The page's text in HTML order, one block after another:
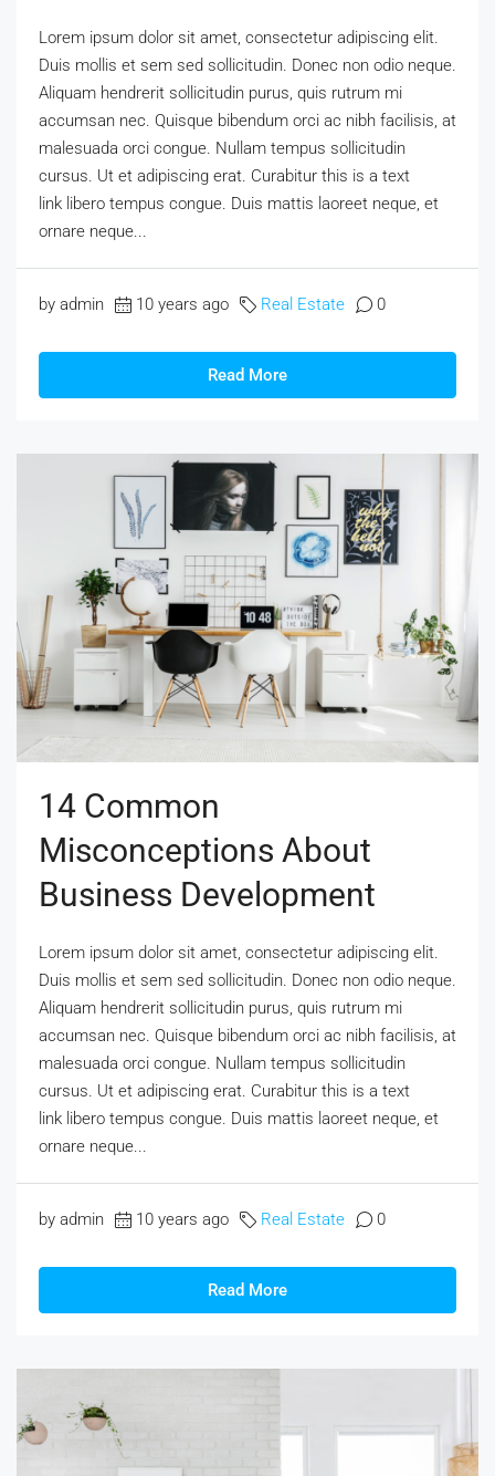
Lorem ipsum dolor sit amet, consectetur adipiscing elit.
Duis mollis et sem sed sollicitudin. Donec non odio neque.
Aliquam hendrerit sollicitudin purus, quis rutrum mi
accumsan nec. Quisque bibendum orci ac nibh facilisis, at
malesuada orci congue. Nullam tempus sollicitudin
cursus. Ut et adipiscing erat. Curabitur this is a text
link libero tempus congue. Duis mattis laoreet neque, et
ornare neque...
by admin 10 years ago Real Estate 0
Read More
14 Common
Misconceptions About
Business Development
Lorem ipsum dolor sit amet, consectetur adipiscing elit.
Duis mollis et sem sed sollicitudin. Donec non odio neque.
Aliquam hendrerit sollicitudin purus, quis rutrum mi
accumsan nec. Quisque bibendum orci ac nibh facilisis, at
malesuada orci congue. Nullam tempus sollicitudin
cursus. Ut et adipiscing erat. Curabitur this is a text
link libero tempus congue. Duis mattis laoreet neque, et
ornare neque...
by admin 10 years ago Real Estate 0
Read More